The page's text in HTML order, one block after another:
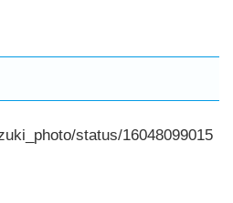
status/16048099015